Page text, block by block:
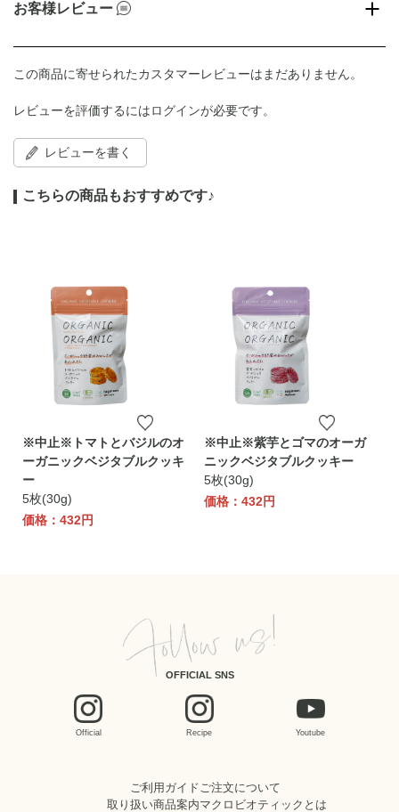
お客様レビュー
この商品に寄せられたカスタマーレビューはまだありません。
レビューを評価するにはログインが必要です。
レビューを書く
こちらの商品もおすすめです♪
※中止※トマトとバジルのオ
ーガニックベジタブルクッキ
ー
5枚(30g)
価格：432円
※中止※紫芋とゴマのオーガ
ニックベジタブルクッキー
5枚(30g)
価格：432円
OFFICIAL SNS
Official Recipe Youtube
ご利用ガイドご注文について
取り扱い商品案内マクロビオティックとは